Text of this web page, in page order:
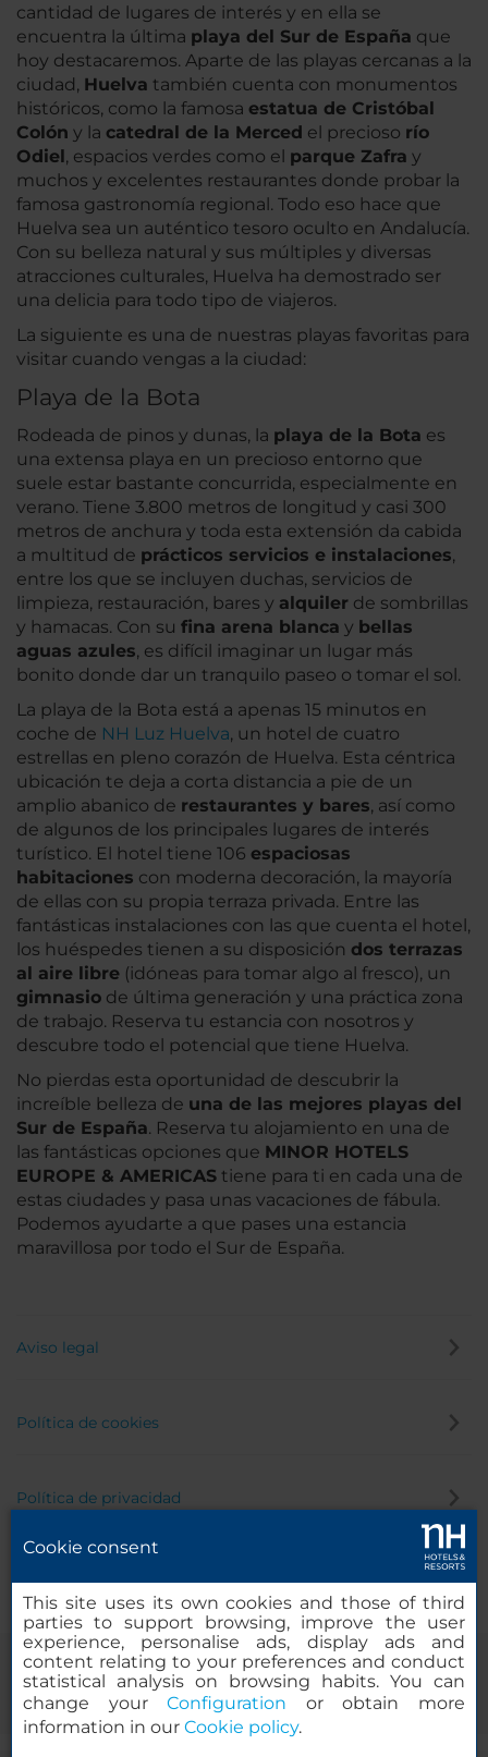
cantidad de lugares de interés y en ella se
encuentra la última playa del Sur de España que
hoy destacaremos. Aparte de las playas cercanas a la
ciudad, Huelva también cuenta con monumentos
históricos, como la famosa estatua de Cristóbal
Colón y la catedral de la Merced el precioso río
Odiel, espacios verdes como el parque Zafra y
muchos y excelentes restaurantes donde probar la
famosa gastronomía regional. Todo eso hace que
Huelva sea un auténtico tesoro oculto en Andalucía.
Con su belleza natural y sus múltiples y diversas
atracciones culturales, Huelva ha demostrado ser
una delicia para todo tipo de viajeros.
La siguiente es una de nuestras playas favoritas para
visitar cuando vengas a la ciudad:
Playa de la Bota
Rodeada de pinos y dunas, la playa de la Bota es
una extensa playa en un precioso entorno que
suele estar bastante concurrida, especialmente en
verano. Tiene 3.800 metros de longitud y casi 300
metros de anchura y toda esta extensión da cabida
a multitud de prácticos servicios e instalaciones,
entre los que se incluyen duchas, servicios de
limpieza, restauración, bares y alquiler de sombrillas
y hamacas. Con su fina arena blanca y bellas
aguas azules, es difícil imaginar un lugar más
bonito donde dar un tranquilo paseo o tomar el sol.
La playa de la Bota está a apenas 15 minutos en
coche de NH Luz Huelva, un hotel de cuatro
estrellas en pleno corazón de Huelva. Esta céntrica
ubicación te deja a corta distancia a pie de un
amplio abanico de restaurantes y bares, así como
de algunos de los principales lugares de interés
turístico. El hotel tiene 106 espaciosas
habitaciones con moderna decoración, la mayoría
de ellas con su propia terraza privada. Entre las
fantásticas instalaciones con las que cuenta el hotel,
los huéspedes tienen a su disposición dos terrazas
al aire libre (idóneas para tomar algo al fresco), un
gimnasio de última generación y una práctica zona
de trabajo. Reserva tu estancia con nosotros y
descubre todo el potencial que tiene Huelva.
No pierdas esta oportunidad de descubrir la
increíble belleza de una de las mejores playas del
Sur de España. Reserva tu alojamiento en una de
las fantásticas opciones que MINOR HOTELS
EUROPE & AMERICAS tiene para ti en cada una de
estas ciudades y pasa unas vacaciones de fábula.
Podemos ayudarte a que pases una estancia
maravillosa por todo el Sur de España.
Aviso legal
Política de cookies
Política de privacidad
Cookie consent
This site uses its own cookies and those of third
parties to support browsing, improve the user
experience, personalise ads, display ads and
content relating to your preferences and conduct
statistical analysis on browsing habits. You can
change yourConfiguration or obtain more
information in our Cookie policy.